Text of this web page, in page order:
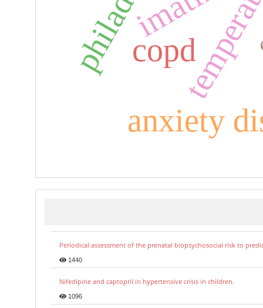
anxiety
copd
Periodical assessment of the prenatal biopsychosocial risk to
1440
Nifedipine and captopril in hypertensive crisis in children.
1096